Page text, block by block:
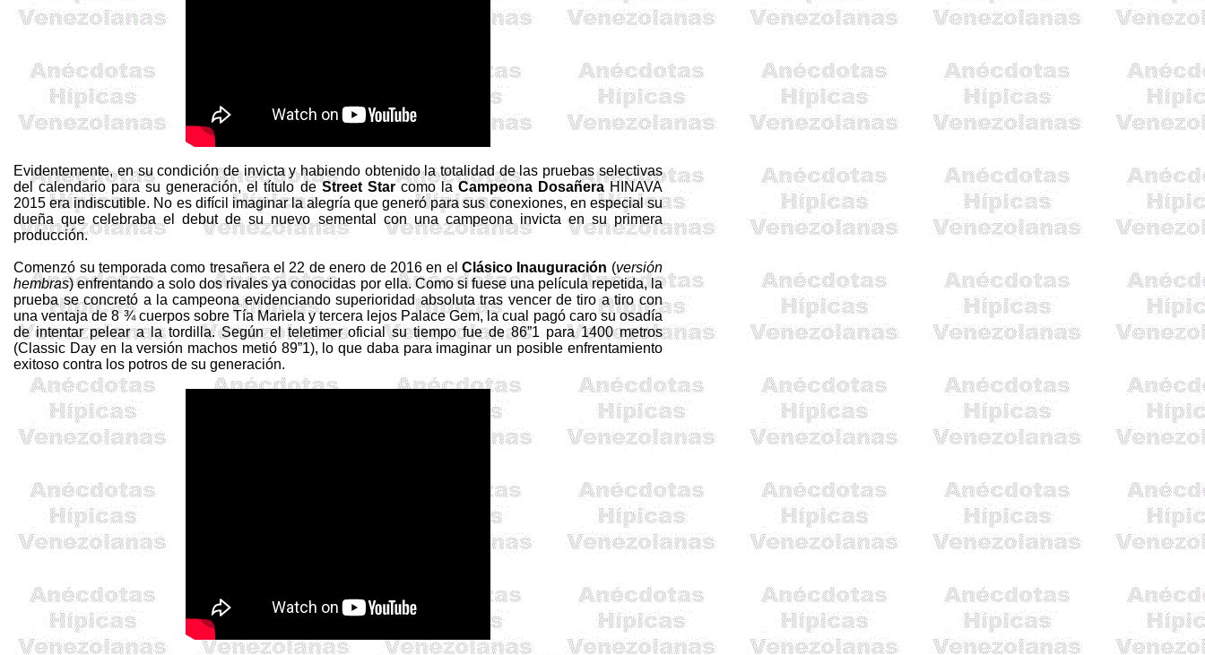
Evidentemente, en su condición de invicta y habiendo obtenido la totalidad de las pruebas selectivas
del calendario para su generación, el título deStreet Starcomo laCampeona DosañeraHINAVA
2015 era indiscutible. No es difícil imaginar la alegría que generó para sus conexiones, en especial su
dueña que celebraba el debut de su nuevo semental con una campeona invicta en su primera
producción.
Comenzó su temporada como tresañera el 22 de enero de 2016 en elClásico Inauguración (versión
hembras) enfrentando a solo dos rivales ya conocidas por ella. Como si fuese una película repetida, la
prueba se concretó a la campeona evidenciando superioridad absoluta tras vencer de tiro a tiro con
una ventaja de 8 ¾ cuerpos sobre Tía Mariela y tercera lejos PalaceGem, la cual pagó caro su osadía
de intentar pelear a la tordilla. Según elteletimeroficial su tiempo fue de 86”1 para 1400 metros
(Classic Day en la versión machos metió 89”1), lo que daba para imaginar un posible enfrentamiento
exitoso contra los potros de su generación.